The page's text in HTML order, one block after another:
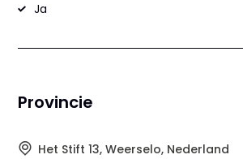
Ja
Provincie
Het Stift 13, Weerselo, Nederland